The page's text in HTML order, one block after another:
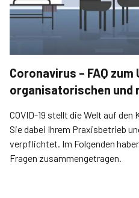
Coronavirus – FAQ zum
organisatorischen und
COVID-19 stellt die Welt auf
Sie dabei Ihrem Praxisbetrieb
verpflichtet. Im Folgenden
Fragen zusammengetragen.